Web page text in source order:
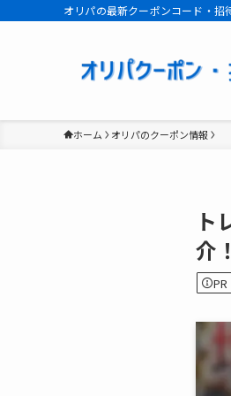
オリパの最新クーポンコード・招
ホーム オリパのクーポン情報
ト
介！
PR